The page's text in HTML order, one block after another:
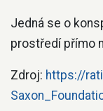
Jedná se o
prostředí přímo
Zdroj: https://